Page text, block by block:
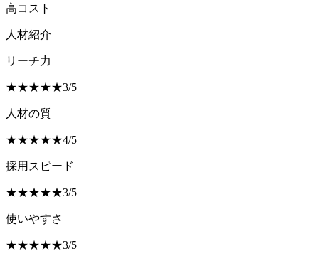
高コスト
人材紹介
リーチ力
★★★★★3/5
人材の質
★★★★★4/5
採用スピード
★★★★★3/5
使いやすさ
★★★★★3/5